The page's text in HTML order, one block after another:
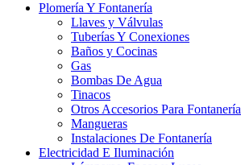
Plomería Y Fontanería
Llaves y Válvulas
Tuberías Y Conexiones
Baños y Cocinas
Gas
Bombas De Agua
Tinacos
Otros Accesorios Para Fontanería
Mangueras
Instalaciones De Fontanería
Electricidad E Iluminación